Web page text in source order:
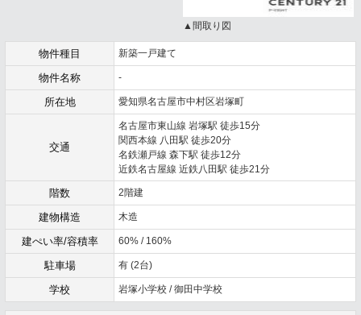
▲間取り図
物件種目 新築一戸建て
物件名称 -
所在地 愛知県名古屋市中村区岩塚町
交通
名古屋市東山線 岩塚駅 徒歩15分
関西本線 八田駅 徒歩20分
名鉄瀬戸線 森下駅 徒歩12分
近鉄名古屋線 近鉄八田駅 徒歩21分
階数 2階建
建物構造 木造
建ぺい率/容積率 60% / 160%
駐車場 有 (2台)
学校 岩塚小学校 / 御田中学校